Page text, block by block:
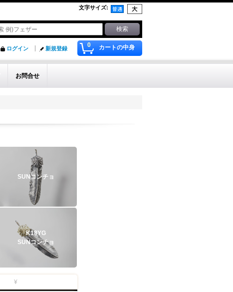
文字サイズ:
0 カートの中身
ログイン 新規登録
お問合せ
SUNコンチョ
K18YG
SUNコンチョ
¥